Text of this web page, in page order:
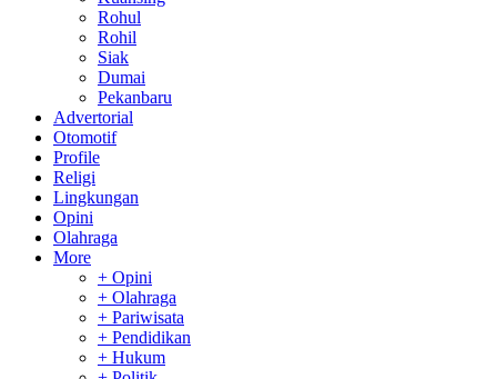
Rohul
Rohil
Siak
Dumai
Pekanbaru
Advertorial
Otomotif
Profile
Religi
Lingkungan
Opini
Olahraga
More
+ Opini
+ Olahraga
+ Pariwisata
+ Pendidikan
+ Hukum